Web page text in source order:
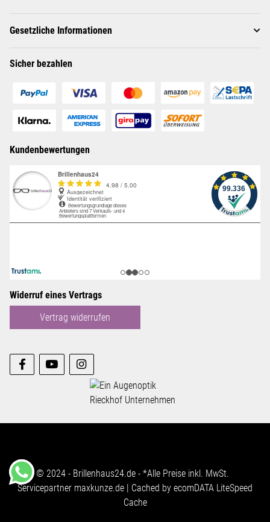
Gesetzliche Informationen
Sicher bezahlen
Kundenbewertungen
Widerruf eines Vertrags
Vertrag widerrufen
© 2024 - Brillenhaus24.de - *Alle Preise inkl. MwSt.
Servicepartner maxkunze.de | Cached by ecomDATA LiteSpeed
Cache